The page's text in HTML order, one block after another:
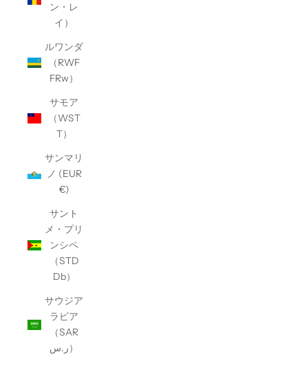
ン・レ
イ）
ルワンダ
（RWF
FRw）
サモア
（WST
T）
サンマリ
ノ (EUR
€)
サント
メ・プリ
ンシペ
（STD
Db）
サウジア
ラビア
（SAR
ر.س）